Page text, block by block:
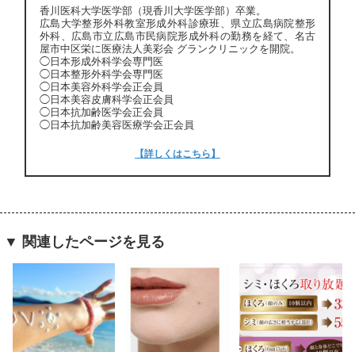
香川医科大学医学部（現香川大学医学部）卒業。
広島大学整形外科教室形成外科診療班、県立広島病院整形
外科、広島市立広島市民病院形成外科の勤務を経て、名古
屋市中区栄に医療法人美彩会 グランクリニックを開院。
◯日本形成外科学会専門医
◯日本整形外科学会専門医
◯日本美容外科学会正会員
◯日本美容皮膚科学会正会員
◯日本抗加齢医学会正会員
◯日本抗加齢美容医療学会正会員
【詳しくはこちら】
▼ 関連したページを見る